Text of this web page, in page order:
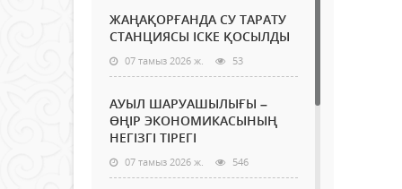
ЖАҢАҚОРҒАНДА СУ ТАРАТУ
СТАНЦИЯСЫ ІСКЕ ҚОСЫЛДЫ
07 тамыз 2026 ж. 53
АУЫЛ ШАРУАШЫЛЫҒЫ –
ӨҢІР ЭКОНОМИКАСЫНЫҢ
НЕГІЗГІ ТІРЕГІ
07 тамыз 2026 ж. 546